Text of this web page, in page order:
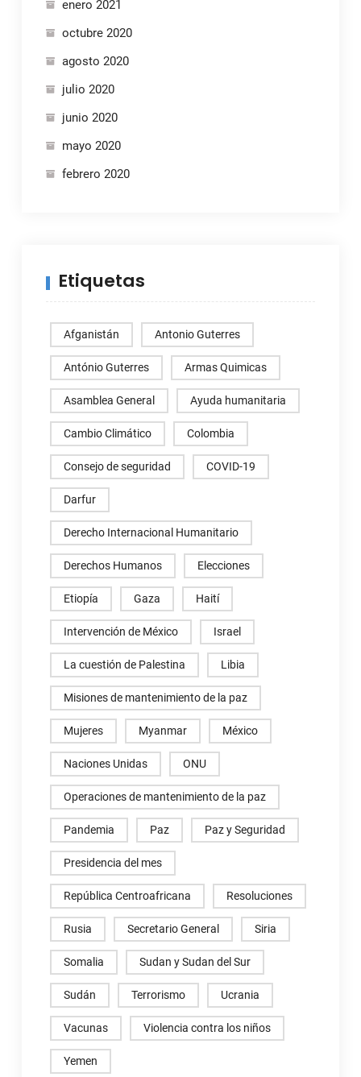
enero 2021
octubre 2020
agosto 2020
julio 2020
junio 2020
mayo 2020
febrero 2020
Etiquetas
Afganistán Antonio Guterres
António Guterres Armas Quimicas
Asamblea General Ayuda humanitaria
Cambio Climático Colombia
Consejo de seguridad COVID-19
Darfur
Derecho Internacional Humanitario
Derechos Humanos Elecciones
Etiopía Gaza Haití
Intervención de México Israel
La cuestión de Palestina Libia
Misiones de mantenimiento de la paz
Mujeres Myanmar México
Naciones Unidas ONU
Operaciones de mantenimiento de la paz
Pandemia Paz Paz y Seguridad
Presidencia del mes
República Centroafricana Resoluciones
Rusia Secretario General Siria
Somalia Sudan y Sudan del Sur
Sudán Terrorismo Ucrania
Vacunas Violencia contra los niños
Yemen